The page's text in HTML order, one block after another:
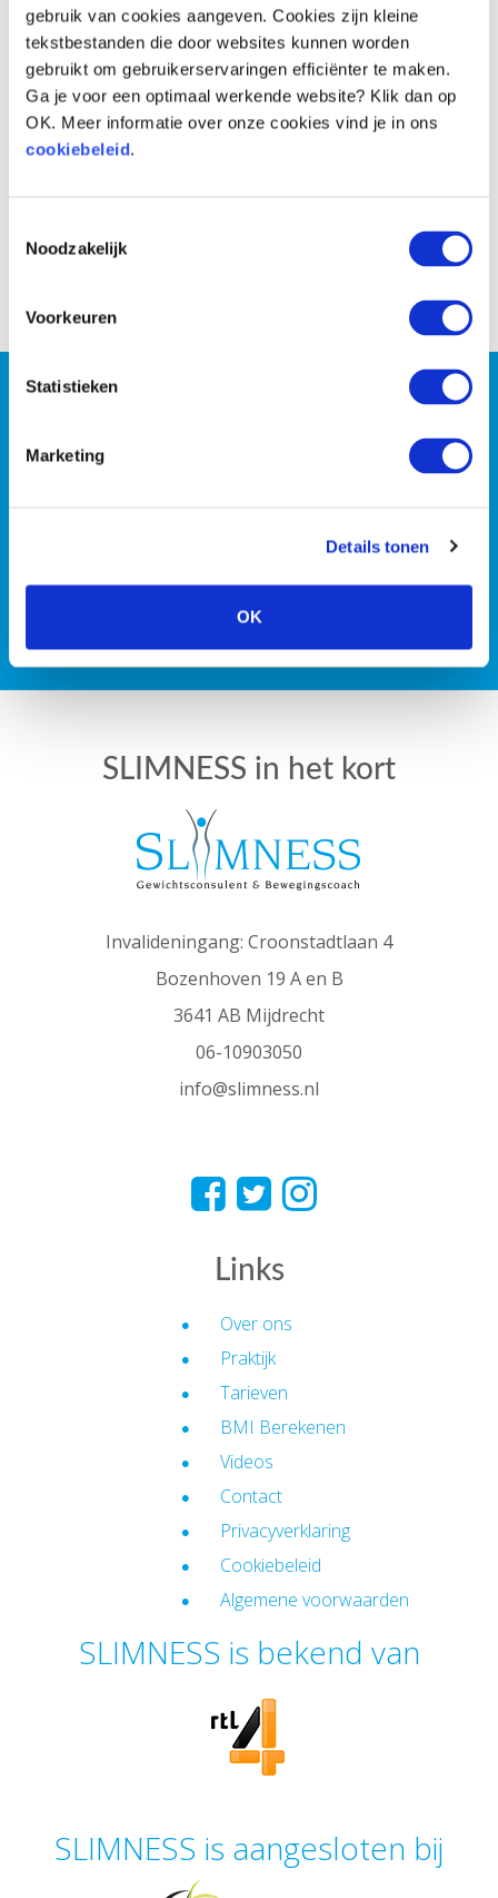
gebruik van cookies aangeven. Cookies zijn kleine
tekstbestanden die door websites kunnen worden
gebruikt om gebruikerservaringen efficiënter te maken.
Ga je voor een optimaal werkende website? Klik dan op
OK. Meer informatie over onze cookies vind je in ons
cookiebeleid.
Noodzakelijk
Voorkeuren
Statistieken
Marketing
Details tonen
OK
Wil jij persoonlijke coaching
of wil je liever met z’n
kilo’s aan gaan?
PLAN EEN GRATIS INTAKE
SLIMNESS in het kort
Invalideningang: Croonstadtlaan 4
Bozenhoven 19 A en B
3641 AB Mijdrecht
06-10903050
info@slimness.nl
Links
Over ons
Praktijk
Tarieven
BMI Berekenen
Videos
Contact
Privacyverklaring
Cookiebeleid
Algemene voorwaarden
SLIMNESS is bekend van
SLIMNESS is aangesloten bij